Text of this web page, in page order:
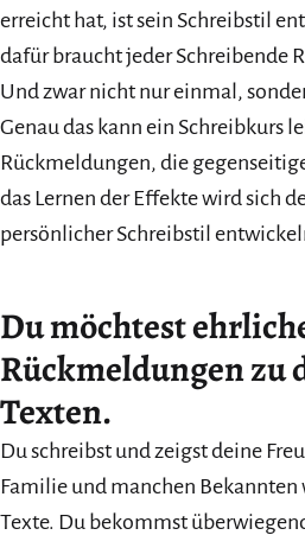
erreicht hat, ist sein Schreibstil
dafür braucht jeder Schreibende
Und zwar nicht nur einmal,
Genau das kann ein Schreibkurs
Rückmeldungen, die
das Lernen der Effekte wird sich
persönlicher Schreibstil
Du möchtest
Rückmeldungen zu
Texten.
Du schreibst und zeigst deine
Familie und manchen
Texte. Du bekommst